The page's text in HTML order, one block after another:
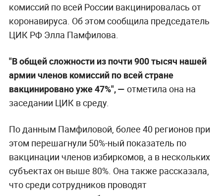
комиссий по всей России вакцинировалась от
коронавируса. Об этом сообщила председатель
ЦИК РФ Элла Памфилова.
"В общей сложности из почти 900 тысяч нашей
армии членов комиссий по всей стране
вакцинировано уже 47%", — отметила она на
заседании ЦИК в среду.
По данным Памфиловой, более 40 регионов при
этом перешагнули 50%-ный показатель по
вакцинации членов избиркомов, а в нескольких
субъектах он выше 80%. Она также рассказала,
что среди сотрудников проводят